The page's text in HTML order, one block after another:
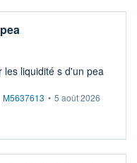
liquidité s d'un pea
M5637613 • 5 août 2026